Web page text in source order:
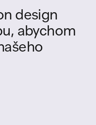
design
abychom